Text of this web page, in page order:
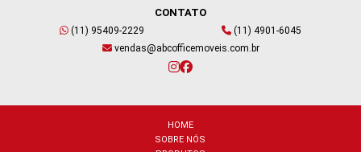
CONTATO
(11) 95409-2229
(11) 4901-6045
vendas@abcofficemoveis.com.br
HOME
SOBRE NÓS